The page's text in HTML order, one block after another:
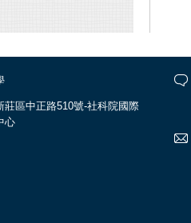
莊區中正路510號-社科院國際
心